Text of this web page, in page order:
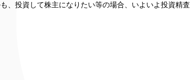
、投資して株主になりたい等の場合、いよいよ投資精査